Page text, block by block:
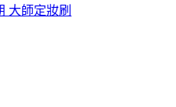
大師定妝刷